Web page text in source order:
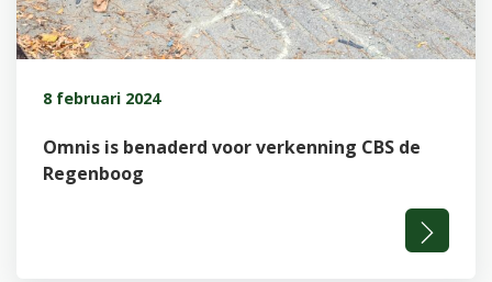
8 februari 2024
Omnis is benaderd voor verkenning CBS de
Regenboog